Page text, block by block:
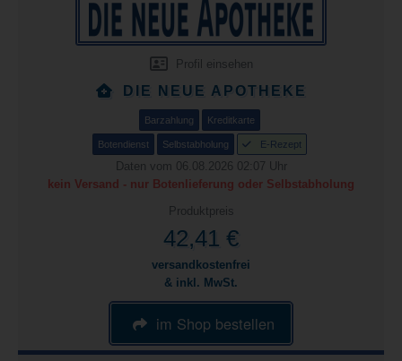
Profil einsehen
DIE NEUE APOTHEKE
Barzahlung Kreditkarte
Botendienst Selbstabholung E-Rezept
Daten vom 06.08.2026 02:07 Uhr
kein Versand - nur Botenlieferung oder Selbstabholung
Produktpreis
42,41 €
versandkostenfrei
& inkl. MwSt.
im Shop bestellen